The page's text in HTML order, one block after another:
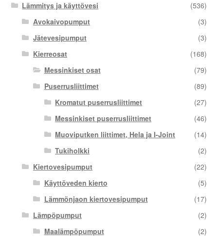
Lämmitys ja käyttövesi
(536)
Avokaivopumput
(3)
Jätevesipumput
(3)
Kierreosat
(168)
Messinkiset osat
(79)
Puserrusliittimet
(89)
Kromatut puserrusliittimet
(27)
Messinkiset puserrusliittimet
(46)
Muoviputken liittimet, Hela ja I-Joint
(14)
Tukiholkki
(2)
Kiertovesipumput
(22)
Käyttöveden kierto
(5)
Lämmönjaon kiertovesipumput
(17)
Lämpöpumput
(2)
Maalämpöpumput
(2)